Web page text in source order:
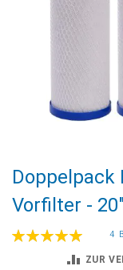
Anfang
der
Bildgalerie
springen
Doppelpack
Vorfilter - 20"
Bewertung:
4
ZUR